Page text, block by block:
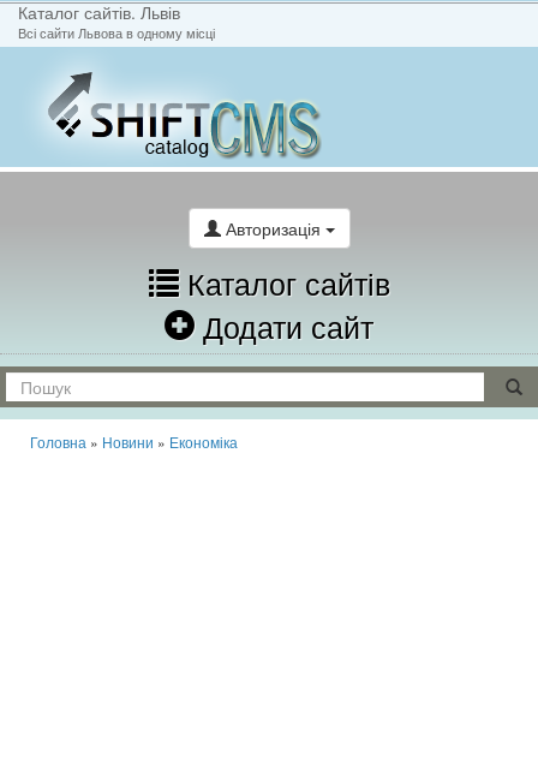
Каталог сайтів. Львів
Всі сайти Львова в одному місці
Авторизація
Каталог сайтів
Додати сайт
Головна » Новини » Економіка